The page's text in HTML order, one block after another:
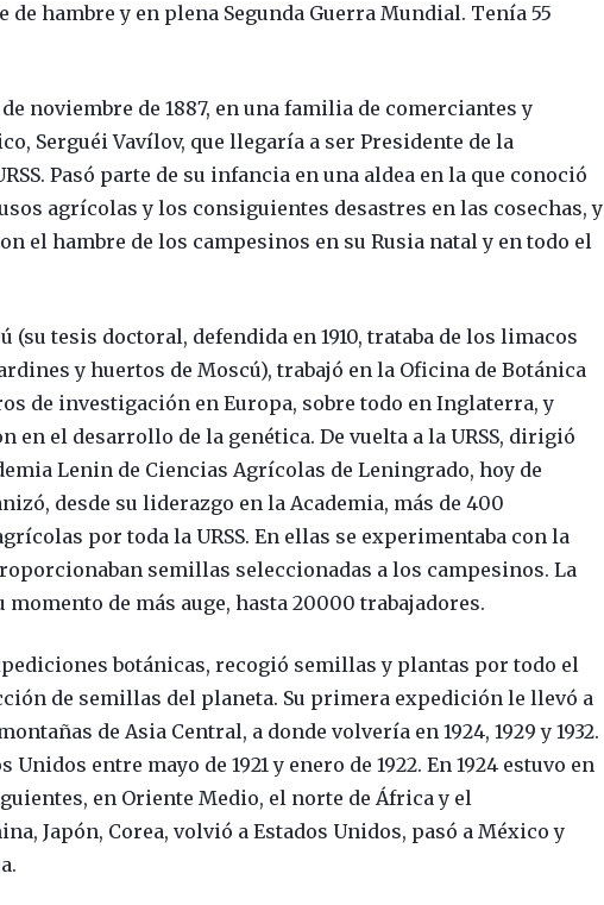
de hambre y en plena Segunda Guerra Mundial. Tenía 55
noviembre de 1887, en una familia de comerciantes y
Serguéi Vavílov, que llegaría a ser Presidente de la
Pasó parte de su infancia en una aldea en la que conoció
agrícolas y los consiguientes desastres en las cosechas, y
el hambre de los campesinos en su Rusia natal y en todo el
tesis doctoral, defendida en 1910, trataba de los limacos
y huertos de Moscú), trabajó en la Oficina de Botánica
de investigación en Europa, sobre todo en Inglaterra, y
en el desarrollo de la genética. De vuelta a la URSS, dirigió
Lenin de Ciencias Agrícolas de Leningrado, hoy de
desde su liderazgo en la Academia, más de 400
por toda la URSS. En ellas se experimentaba con la
semillas seleccionadas a los campesinos. La
momento de más auge, hasta 20000 trabajadores.
botánicas, recogió semillas y plantas por todo el
de semillas del planeta. Su primera expedición le llevó a
de Asia Central, a donde volvería en 1924, 1929 y 1932.
Unidos entre mayo de 1921 y enero de 1922. En 1924 estuvo en
en Oriente Medio, el norte de África y el
Japón, Corea, volvió a Estados Unidos, pasó a México y